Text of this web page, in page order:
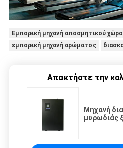
Εμπορική μηχανή αποσμητικού
εμπορική μηχανή αρώματος
Αποκτήστε την
Μηχανή
μυρωδιάς